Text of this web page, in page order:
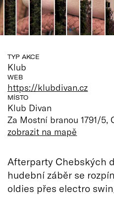
TYP AKCE
Klub
WEB
https://klubdivan.cz
MÍSTO
Klub Divan
Za Mostní branou 1791/5,
zobrazit na mapě
Afterparty Chebských
hudební záběr se
oldies přes electro